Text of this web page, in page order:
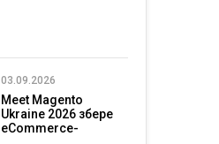
03.09.2026
Meet Magento
Ukraine 2026 збере
eCommerce-